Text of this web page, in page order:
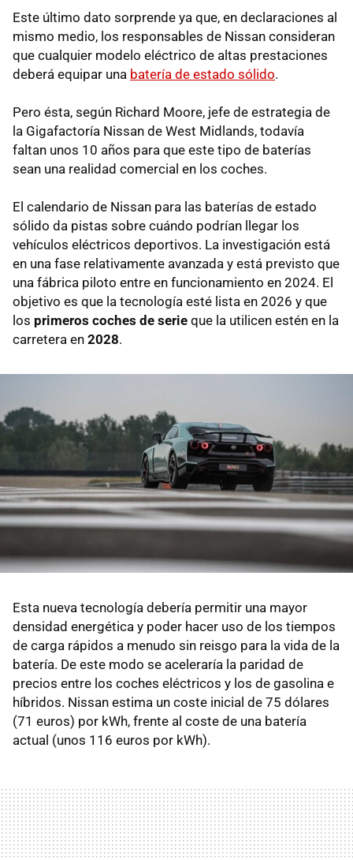
Este último dato sorprende ya que, en declaraciones al
mismo medio, los responsables de Nissan consideran
que cualquier modelo eléctrico de altas prestaciones
deberá equipar una batería de estado sólido.
Pero ésta, según Richard Moore, jefe de estrategia de
la Gigafactoría Nissan de West Midlands, todavía
faltan unos 10 años para que este tipo de baterías
sean una realidad comercial en los coches.
El calendario de Nissan para las baterías de estado
sólido da pistas sobre cuándo podrían llegar los
vehículos eléctricos deportivos. La investigación está
en una fase relativamente avanzada y está previsto que
una fábrica piloto entre en funcionamiento en 2024. El
objetivo es que la tecnología esté lista en 2026 y que
los primeros coches de serie que la utilicen estén en la
carretera en 2028.
Esta nueva tecnología debería permitir una mayor
densidad energética y poder hacer uso de los tiempos
de carga rápidos a menudo sin reisgo para la vida de la
batería. De este modo se aceleraría la paridad de
precios entre los coches eléctricos y los de gasolina e
híbridos. Nissan estima un coste inicial de 75 dólares
(71 euros) por kWh, frente al coste de una batería
actual (unos 116 euros por kWh).